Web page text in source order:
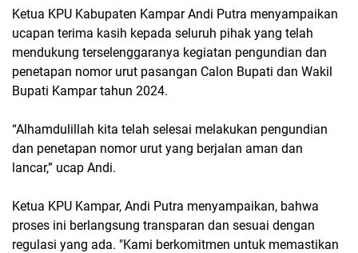
Ketua KPU Kabupaten Kampar Andi Putra menyampaikan
ucapan terima kasih kepada seluruh pihak yang telah
mendukung terselenggaranya kegiatan pengundian dan
penetapan nomor urut pasangan Calon Bupati dan Wakil
Bupati Kampar tahun 2024.
“Alhamdulillah kita telah selesai melakukan pengundian
dan penetapan nomor urut yang berjalan aman dan
lancar,” ucap Andi.
Ketua KPU Kampar, Andi Putra menyampaikan, bahwa
proses ini berlangsung transparan dan sesuai dengan
regulasi yang ada. "Kami berkomitmen untuk memastikan